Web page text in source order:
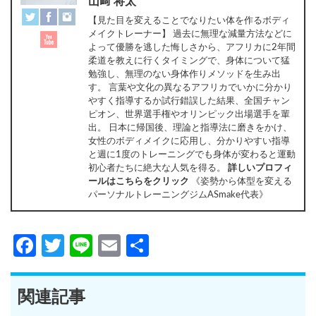
【見た目を変えることでなりたい体を作るボディ
メイクトレーナー】 過去に無理な減量方法などに
よって優勝を逃した悔しさから、アフリカに2年間
柔道を教えに行くタイミングで、身体について猛
勉強し、無理のない身体作りメソッドを生み出
す。 言葉や文化の異なるアフリカでいかに分かり
やすく指導するか試行錯誤した結果、全国チャン
ピオン、世界選手権やオリンピック出場選手を輩
出。 日本に帰国後、理論と指導法に磨きをかけ、
女性のボディメイクに応用し、分かりやすい指導
と週に1度のトレーニングでも身体が変わると運動
初心者たちに絶大な人気を得る。 詳しいプロフィ
ールはこちらをクリック 《姿勢から体型を変える
パーソナルトレーニングジムASmake代表》
Facebook
Twitter
LineEmail
有
関連記事